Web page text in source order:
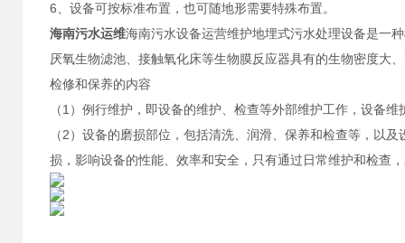
6、设备可按标准布置，也可随地形需要特殊布置。
海南污水运维海南污水设备运营维护地埋式污水处理设备是一
厌氧生物滤池、接触氧化床等生物膜反应器具有的生物密度大
检修和保养的内容
（1）例行维护，即设备的维护、检查等外部维护工作，设备
（2）设备的磨损部位，包括清洗、润滑、保养和检查等，以
损，影响设备的性能、效率和安全，只有通过日常维护和检查